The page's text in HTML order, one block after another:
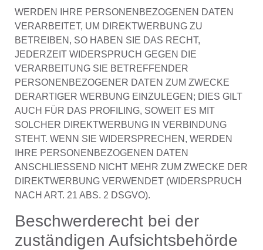
WERDEN IHRE PERSONENBEZOGENEN DATEN
VERARBEITET, UM DIREKTWERBUNG ZU
BETREIBEN, SO HABEN SIE DAS RECHT,
JEDERZEIT WIDERSPRUCH GEGEN DIE
VERARBEITUNG SIE BETREFFENDER
PERSONENBEZOGENER DATEN ZUM ZWECKE
DERARTIGER WERBUNG EINZULEGEN; DIES GILT
AUCH FÜR DAS PROFILING, SOWEIT ES MIT
SOLCHER DIREKTWERBUNG IN VERBINDUNG
STEHT. WENN SIE WIDERSPRECHEN, WERDEN
IHRE PERSONENBEZOGENEN DATEN
ANSCHLIESSEND NICHT MEHR ZUM ZWECKE DER
DIREKTWERBUNG VERWENDET (WIDERSPRUCH
NACH ART. 21 ABS. 2 DSGVO).
Beschwerde­recht bei der
zuständigen Aufsichts­behörde